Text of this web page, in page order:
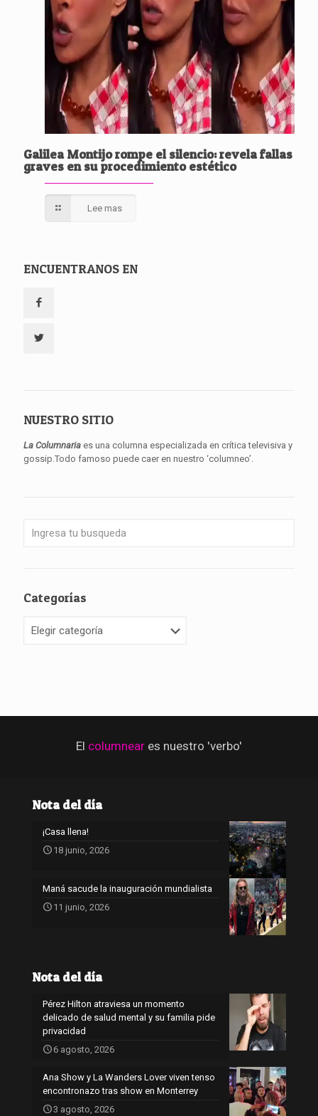
Galilea Montijo rompe el silencio: revela fallas
graves en su procedimiento estético
Lee mas
ENCUENTRANOS EN
NUESTRO SITIO
La Columnaria es una columna especializada en crítica televisiva y
gossip.Todo famoso puede caer en nuestro ‘columneo’.
Categorías
El columnear es nuestro 'verbo'
Nota del día
¡Casa llena!
18 junio, 2026
Maná sacude la inauguración mundialista
11 junio, 2026
Nota del día
Pérez Hilton atraviesa un momento
delicado de salud mental y su familia pide
privacidad
6 agosto, 2026
Ana Show y La Wanders Lover viven tenso
encontronazo tras show en Monterrey
3 agosto, 2026